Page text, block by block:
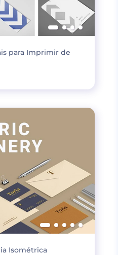
para Imprimir de
Isométrica